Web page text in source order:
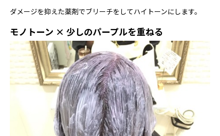
ダメージを抑えた薬剤でブリーチをしてハイトーンにします。
モノトーン × 少しのパープルを重ねる